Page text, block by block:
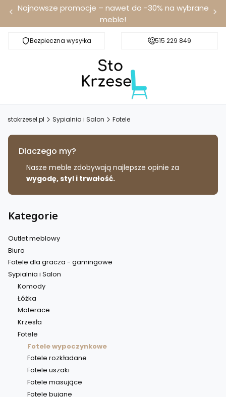
Najnowsze promocje – nawet do -30% na wybrane
meble!
Bezpieczna wysyłka Darmowa dostawa od 100 zł
515 229 849
stokrzesel.pl Sypialnia i Salon Fotele
Dlaczego my?
Nasze meble zdobywają najlepsze opinie za
wygodę, styl i trwałość.
Kategorie
Outlet meblowy
Biuro
Fotele dla gracza - gamingowe
Sypialnia i Salon
Komody
Łóżka
Materace
Krzesła
Fotele
Fotele wypoczynkowe
Fotele rozkładane
Fotele uszaki
Fotele masujące
Fotele bujane